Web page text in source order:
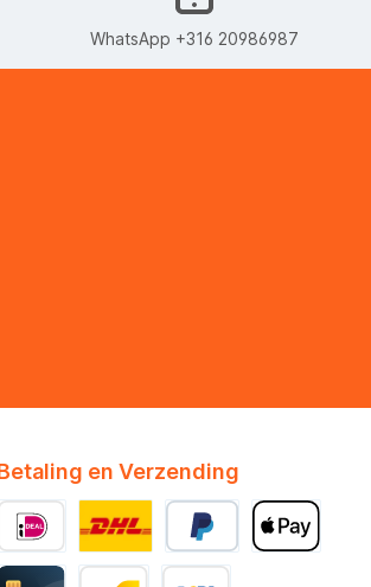
WhatsApp +316 20986987
en Verzending